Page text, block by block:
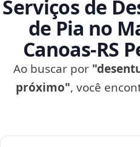
Serviços de
de Pia no
Canoas‑RS
Ao buscar por
próximo", você